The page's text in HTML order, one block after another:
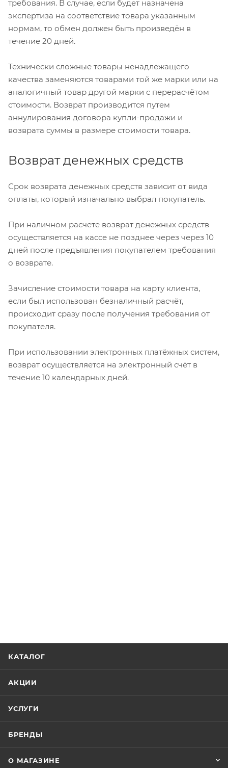
требования. В случае, если будет назначена
экспертиза на соответствие товара указанным
нормам, то обмен должен быть произведён в
течение 20 дней.
Технически сложные товары ненадлежащего
качества заменяются товарами той же марки или на
аналогичный товар другой марки с перерасчётом
стоимости. Возврат производится путем
аннулирования договора купли-продажи и
возврата суммы в размере стоимости товара.
Возврат денежных средств
Срок возврата денежных средств зависит от вида
оплаты, который изначально выбрал покупатель.
При наличном расчете возврат денежных средств
осуществляется на кассе не позднее через через 10
дней после предъявления покупателем требования
о возврате.
Зачисление стоимости товара на карту клиента,
если был использован безналичный расчёт,
происходит сразу после получения требования от
покупателя.
При использовании электронных платёжных систем,
возврат осуществляется на электронный счёт в
течение 10 календарных дней.
КАТАЛОГ
АКЦИИ
УСЛУГИ
БРЕНДЫ
О МАГАЗИНЕ